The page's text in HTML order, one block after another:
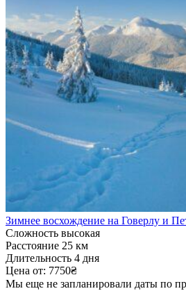
Зимнее восхождение на Говерлу и
Сложность высокая
Расстояние 25 км
Длительность 4 дня
Цена от: 7750₴
Мы еще не запланировали даты по